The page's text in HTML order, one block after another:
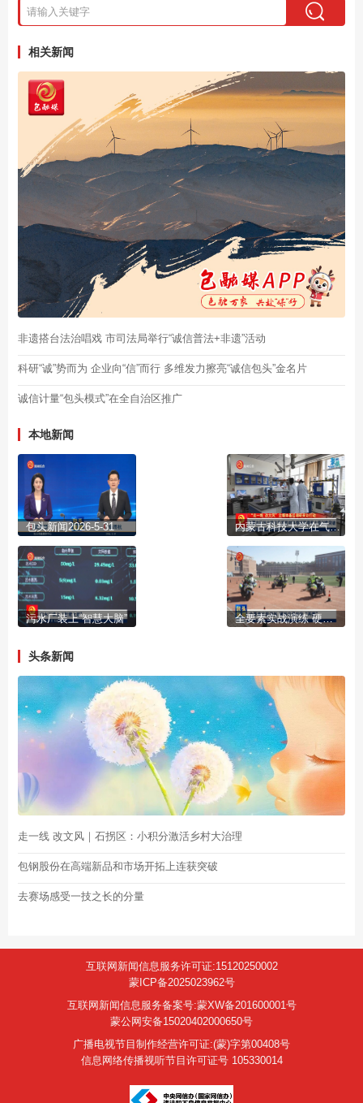
相关新闻
非遗搭台法治唱戏 市司法局举行“诚信普法+非遗”活动
科研“诚”势而为 企业向“信”而行 多维发力擦亮“诚信包头”金名片
诚信计量“包头模式”在全自治区推广
本地新闻
包头新闻2026-5-31 内蒙古科技大学在气凝胶材料领域取得重大原创性突破
污水厂装上“智慧大脑” 全要素实战演练 硬核安保护航“两赛”
头条新闻
走一线 改文风｜石拐区：小积分激活乡村大治理
包钢股份在高端新品和市场开拓上连获突破
去赛场感受一技之长的分量
互联网新闻信息服务许可证:15120250002
蒙ICP备2025023962号
互联网新闻信息服务备案号:蒙XW备201600001号
蒙公网安备15020402000650号
广播电视节目制作经营许可证:(蒙)字第00408号
信息网络传播视听节目许可证号 105330014